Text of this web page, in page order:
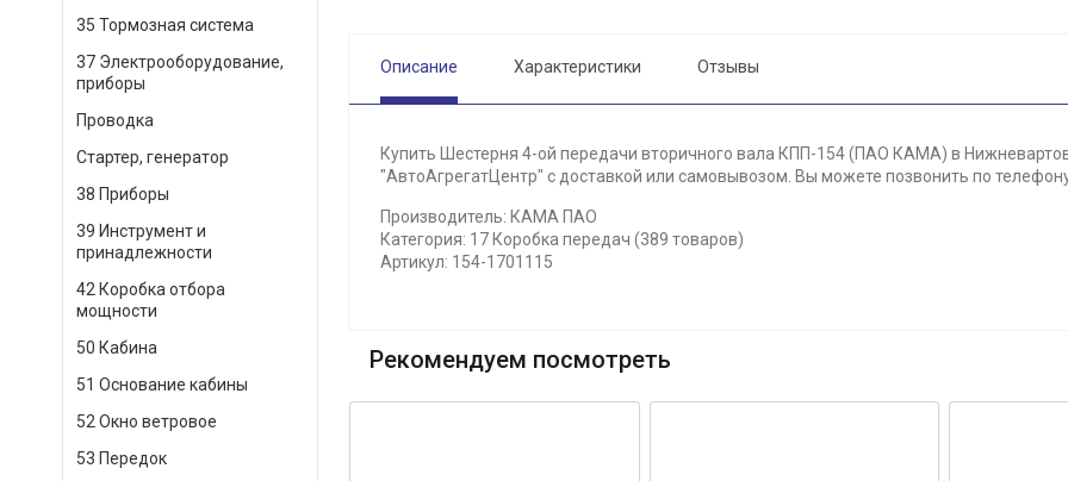
35 Тормозная система
37 Электрооборудование,
приборы
Проводка
Стартер, генератор
38 Приборы
39 Инструмент и
принадлежности
42 Коробка отбора
мощности
50 Кабина
51 Основание кабины
52 Окно ветровое
53 Передок
Описание Характеристики Отзывы
Купить Шестерня 4-ой передачи вторичного вала КПП-154 (ПАО КАМА) в
"АвтоАгрегатЦентр" с доставкой или самовывозом. Вы можете позвонить по
Производитель: КАМА ПАО
Категория: 17 Коробка передач (389 товаров)
Артикул: 154-1701115
Рекомендуем посмотреть